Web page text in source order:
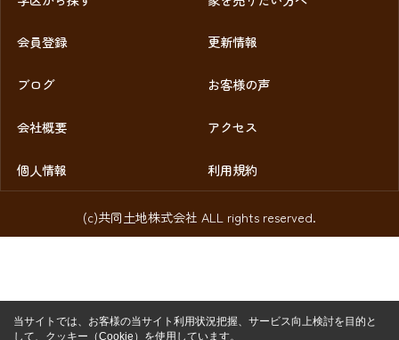
会員登録 更新情報
ブログ お客様の声
会社概要 アクセス
個人情報 利用規約
(c)共同土地株式会社 ALL rights reserved.
当サイトでは、お客様の当サイト利用状況把握、サービス向上検討を目的と
して、クッキー（Cookie）を使用しています。